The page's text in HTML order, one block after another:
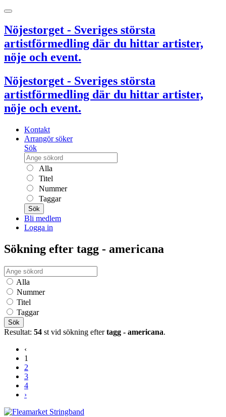
Nöjestorget - Sveriges största
artistförmedling där du hittar artister,
nöje och event.
Nöjestorget - Sveriges största
artistförmedling där du hittar artister,
nöje och event.
Kontakt
Arrangör söker
Sök
Alla
Titel
Nummer
Taggar
Sök
Bli medlem
Logga in
Sökning efter tagg - americana
Alla
Nummer
Titel
Taggar
Sök
Resultat: 54 st vid sökning eftertagg - americana.
‹
1
2
3
4
›